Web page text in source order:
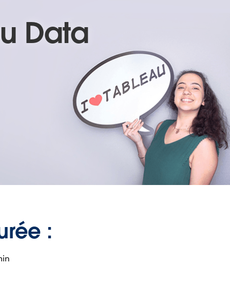
Data
: